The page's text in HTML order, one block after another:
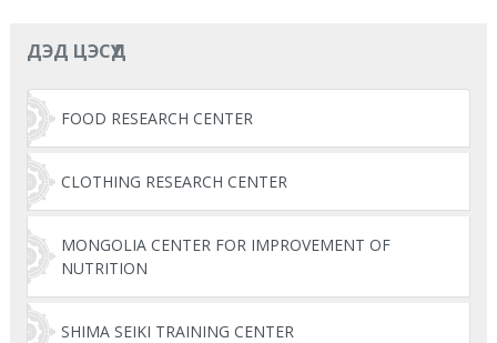
ДЭД ЦЭСҮҮД
FOOD RESEARCH CENTER
CLOTHING RESEARCH CENTER
MONGOLIA CENTER FOR IMPROVEMENT OF
NUTRITION
SHIMA SEIKI TRAINING CENTER